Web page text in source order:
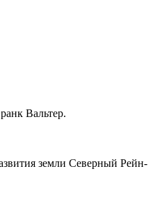
Вальтер.
земли Северный Рейн-